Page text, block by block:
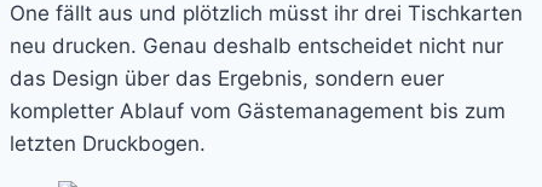
One fällt aus und plötzlich müsst ihr drei Tischkarten
neu drucken. Genau deshalb entscheidet nicht nur
das Design über das Ergebnis, sondern euer
kompletter Ablauf vom Gästemanagement bis zum
letzten Druckbogen.